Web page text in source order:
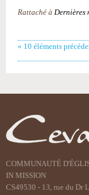
Rattaché à Dernières
« 10 éléments
COMMUNAUTÉ
IN MISSION
CS49530 - 13, rue du Dr